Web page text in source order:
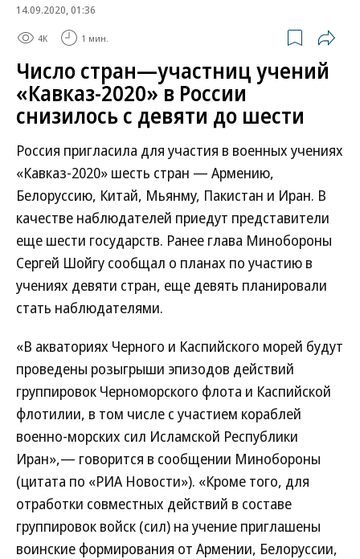
14.09.2020, 01:36
4K 1 мин.
Число стран—участниц учений
«Кавказ-2020» в России
снизилось с девяти до шести
Россия пригласила для участия в военных учениях
«Кавказ-2020» шесть стран — Армению,
Белоруссию, Китай, Мьянму, Пакистан и Иран. В
качестве наблюдателей приедут представители
еще шести государств. Ранее глава Минобороны
Сергей Шойгу сообщал о планах по участию в
учениях девяти стран, еще девять планировали
стать наблюдателями.
«В акваториях Черного и Каспийского морей будут
проведены розыгрыши эпизодов действий
группировок Черноморского флота и Каспийской
флотилии, в том числе с участием кораблей
военно-морских сил Исламской Республики
Иран»,— говорится в сообщении Минобороны
(цитата по «РИА Новости»). «Кроме того, для
отработки совместных действий в составе
группировок войск (сил) на учение приглашены
воинские формирования от Армении, Белоруссии,